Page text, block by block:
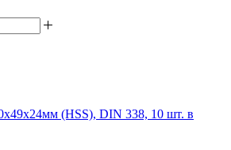
(HSS), DIN 338, 10 шт. в